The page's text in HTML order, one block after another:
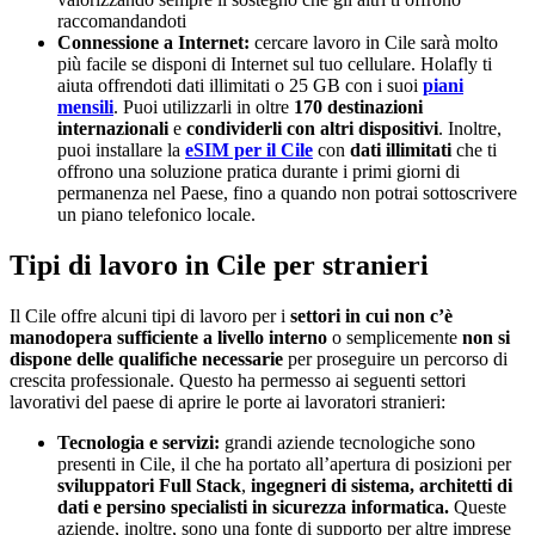
raccomandandoti
Connessione a Internet: cercare lavoro in Cile sarà molto
più facile se disponi di Internet sul tuo cellulare. Holafly ti
aiuta offrendoti dati illimitati o 25 GB con i suoi piani
mensili. Puoi utilizzarli in oltre 170 destinazioni
internazionali e condividerli con altri dispositivi. Inoltre,
puoi installare la eSIM per il Cile con dati illimitati che ti
offrono una soluzione pratica durante i primi giorni di
permanenza nel Paese, fino a quando non potrai sottoscrivere
un piano telefonico locale.
Tipi di lavoro in Cile per stranieri
Il Cile offre alcuni tipi di lavoro per i settori in cui non c’è
manodopera sufficiente a livello interno o semplicemente non si
dispone delle qualifiche necessarie per proseguire un percorso di
crescita professionale. Questo ha permesso ai seguenti settori
lavorativi del paese di aprire le porte ai lavoratori stranieri:
Tecnologia e servizi: grandi aziende tecnologiche sono
presenti in Cile, il che ha portato all’apertura di posizioni per
sviluppatori Full Stack, ingegneri di sistema, architetti di
dati e persino specialisti in sicurezza informatica. Queste
aziende, inoltre, sono una fonte di supporto per altre imprese